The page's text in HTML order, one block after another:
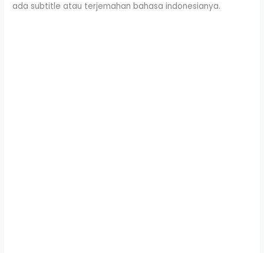
ada subtitle atau terjemahan bahasa indonesianya.